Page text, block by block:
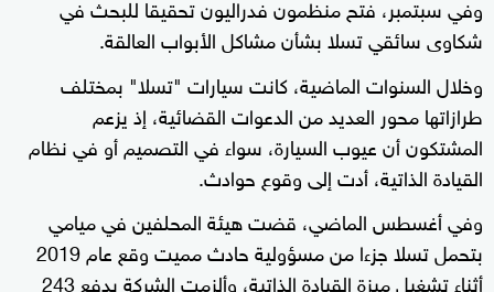
وفي سبتمبر، فتح منظمون فدراليون تحقيقا للبحث في
شكاوى سائقي تسلا بشأن مشاكل الأبواب العالقة.
وخلال السنوات الماضية، كانت سيارات "تسلا" بمختلف
طرازاتها محور العديد من الدعوات القضائية، إذ يزعم
المشتكون أن عيوب السيارة، سواء في التصميم أو في نظام
القيادة الذاتية، أدت إلى وقوع حوادث.
وفي أغسطس الماضي، قضت هيئة المحلفين في ميامي
بتحمل تسلا جزءا من مسؤولية حادث مميت وقع عام 2019
أثناء تشغيل ميزة القيادة الذاتية، وألزمت الشركة بدفع 243